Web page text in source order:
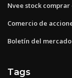
Nvee stock
Comercio de
Boletín del
Tags